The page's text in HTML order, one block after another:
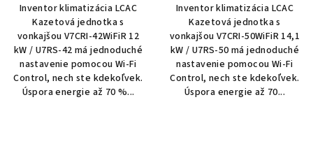
Inventor klimatizácia LCAC
Kazetová jednotka s
vonkajšou V7CRI-42WiFiR 12
kW / U7RS-42 má jednoduché
nastavenie pomocou Wi-Fi
Control, nech ste kdekoľvek.
Úspora energie až 70 %...
Inventor klimatizácia LCAC
Kazetová jednotka s
vonkajšou V7CRI-50WiFiR 14,1
kW / U7RS-50 má jednoduché
nastavenie pomocou Wi-Fi
Control, nech ste kdekoľvek.
Úspora energie až 70...